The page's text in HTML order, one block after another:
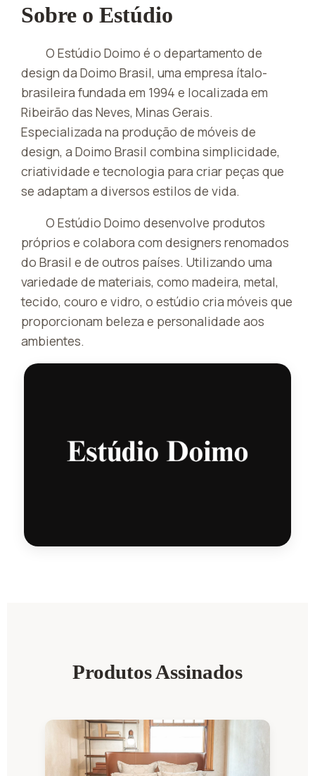
Sobre o Estúdio
O Estúdio Doimo é o departamento de
design da Doimo Brasil, uma empresa ítalo-
brasileira fundada em 1994 e localizada em
Ribeirão das Neves, Minas Gerais.
Especializada na produção de móveis de
design, a Doimo Brasil combina simplicidade,
criatividade e tecnologia para criar peças que
se adaptam a diversos estilos de vida.
O Estúdio Doimo desenvolve produtos
próprios e colabora com designers renomados
do Brasil e de outros países. Utilizando uma
variedade de materiais, como madeira, metal,
tecido, couro e vidro, o estúdio cria móveis que
proporcionam beleza e personalidade aos
ambientes.
Produtos Assinados